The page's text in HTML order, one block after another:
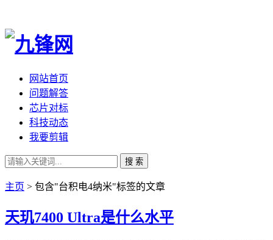
网站首页
问题解答
芯片对标
科技动态
我要剪辑
搜 索
主页 > 包含"台积电4纳米"标签的文章
天玑7400 Ultra是什么水平